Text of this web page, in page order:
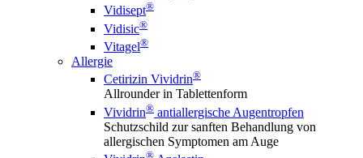
Vidisept®
Vidisic®
Vitagel®
Allergie
Cetirizin Vividrin®
Allrounder in Tablettenform
Vividrin® antiallergische Augentropfen
Schutzschild zur sanften Behandlung von
allergischen Symptomen am Auge
®